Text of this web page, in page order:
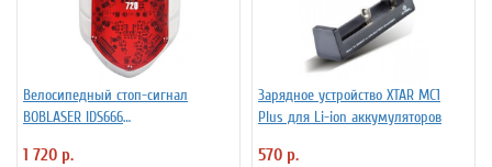
Велосипедный стоп-сигнал
BOBLASER IDS666
1 720 р.
Зарядное устройство XTAR MC1
Plus для Li-ion аккумуляторов
570 р.